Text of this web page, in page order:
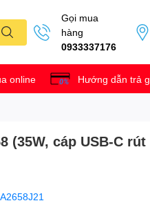
Gọi mua
hàng
0933337176
online Hướng dẫn trả
(35W, cáp USB-C rút
A2658J21